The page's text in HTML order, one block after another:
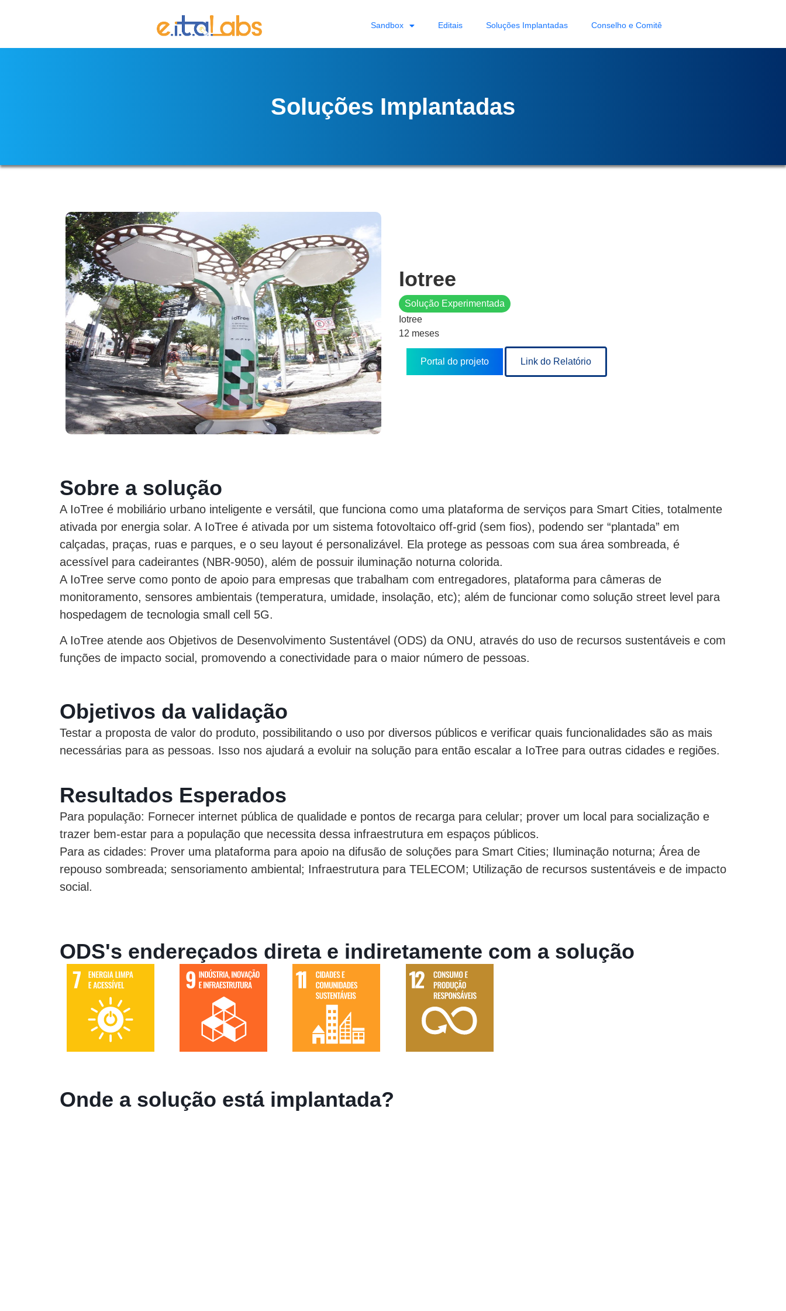
Sandbox Editais Soluções Implantadas Conselho e Comitê
Soluções Implantadas
Iotree
Solução Experimentada
Iotree
12 meses
Portal do projeto Link do Relatório
Sobre a solução
A IoTree é mobiliário urbano inteligente e versátil, que funciona como uma plataforma de serviços para Smart Cities, totalmente
ativada por energia solar. A IoTree é ativada por um sistema fotovoltaico off-grid (sem fios), podendo ser “plantada” em
calçadas, praças, ruas e parques, e o seu layout é personalizável. Ela protege as pessoas com sua área sombreada, é
acessível para cadeirantes (NBR-9050), além de possuir iluminação noturna colorida.
A IoTree serve como ponto de apoio para empresas que trabalham com entregadores, plataforma para câmeras de
monitoramento, sensores ambientais (temperatura, umidade, insolação, etc); além de funcionar como solução street level para
hospedagem de tecnologia small cell 5G.
A IoTree atende aos Objetivos de Desenvolvimento Sustentável (ODS) da ONU, através do uso de recursos sustentáveis e com
funções de impacto social, promovendo a conectividade para o maior número de pessoas.
Objetivos da validação
Testar a proposta de valor do produto, possibilitando o uso por diversos públicos e verificar quais funcionalidades são as mais
necessárias para as pessoas. Isso nos ajudará a evoluir na solução para então escalar a IoTree para outras cidades e regiões.
Resultados Esperados
Para população: Fornecer internet pública de qualidade e pontos de recarga para celular; prover um local para socialização e
trazer bem-estar para a população que necessita dessa infraestrutura em espaços públicos.
Para as cidades: Prover uma plataforma para apoio na difusão de soluções para Smart Cities; Iluminação noturna; Área de
repouso sombreada; sensoriamento ambiental; Infraestrutura para TELECOM; Utilização de recursos sustentáveis e de impacto
social.
ODS's endereçados direta e indiretamente com a solução
Onde a solução está implantada?